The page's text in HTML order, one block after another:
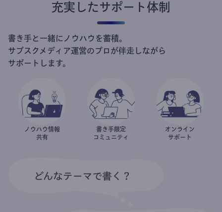
充実したサポート体制
書き手と一緒にノウハウを蓄積。
サブスクメディア運営のプロが伴走しながら
サポートします。
ノウハウ情報
共有
書き手限定
コミュニティ
オンライン
サポート